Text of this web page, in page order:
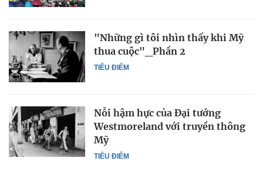
TIÊU ĐIỂM
"Những gì tôi nhìn thấy khi Mỹ
thua cuộc"_Phần 2
TIÊU ĐIỂM
Nỗi hậm hực của Đại tướng
Westmoreland với truyền thông
Mỹ